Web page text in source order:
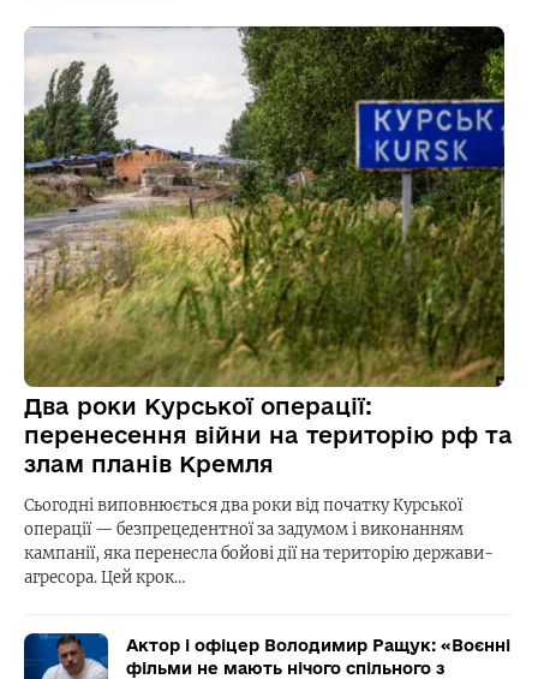
Два роки Курської операції:
перенесення війни на територію рф та
злам планів Кремля
Сьогодні виповнюється два роки від початку Курської
операції — безпрецедентної за задумом і виконанням
кампанії, яка перенесла бойові дії на територію держави-
агресора. Цей крок…
Актор і офіцер Володимир Ращук: «Воєнні
фільми не мають нічого спільного з